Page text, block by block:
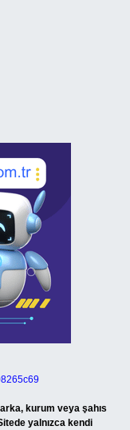
kurum veya şahıs
yalnızca kendi